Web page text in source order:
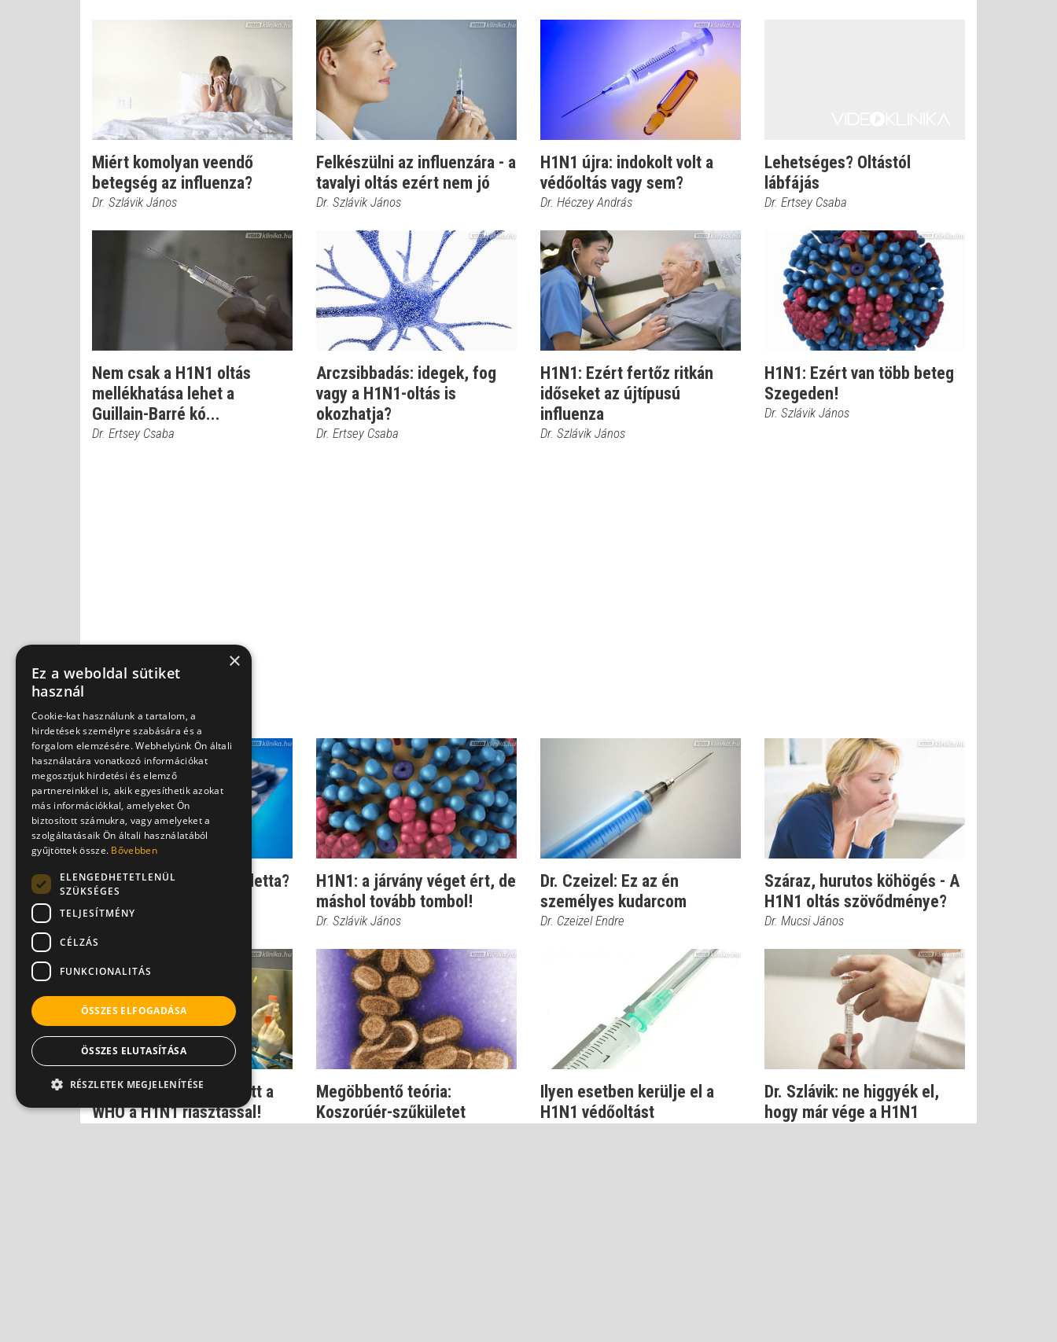
Miért komolyan veendő
betegség az influenza?
Dr. Szlávik János
Felkészülni az influenzára - a
tavalyi oltás ezért nem jó
Dr. Szlávik János
H1N1 újra: indokolt volt a
védőoltás vagy sem?
Dr. Héczey András
Lehetséges? Oltástól
lábfájás
Dr. Ertsey Csaba
Nem csak a H1N1 oltás
mellékhatása lehet a
Guillain-Barré kó...
Dr. Ertsey Csaba
Arczsibbadás: idegek, fog
vagy a H1N1-oltás is
okozhatja?
Dr. Ertsey Csaba
H1N1: Ezért fertőz ritkán
időseket az újtípusú
influenza
Dr. Szlávik János
H1N1: Ezért van több beteg
Szegeden!
Dr. Szlávik János
H1N1: oltás helyett tabletta?
H1N1: a járvány véget ért, de
máshol tovább tombol!
Dr. Szlávik János
Dr. Czeizel: Ez az én
személyes kudarcom
Dr. Czeizel Endre
Száraz, hurutos köhögés - A
H1N1 oltás szövődménye?
Dr. Mucsi János
Dr. Szlávik: Nem hibázott a
WHO a H1N1 riasztással!
Megöbbentő teória:
Koszorúér-szűkületet
Ilyen esetben kerülje el a
H1N1 védőoltást
Dr. Szlávik: ne higgyék el,
hogy már vége a H1N1
×
Ez a weboldal sütiket
használ
Cookie-kat használunk a tartalom, a
hirdetések személyre szabására és a
forgalom elemzésére. Webhelyünk Ön általi
használatára vonatkozó információkat
megosztjuk hirdetési és elemző
partnereinkkel is, akik egyesíthetik azokat
más információkkal, amelyeket Ön
biztosított számukra, vagy amelyeket a
szolgáltatásaik Ön általi használatából
gyűjtöttek össze. Bővebben
ELENGEDHETETLENÜL
SZÜKSÉGES
TELJESÍTMÉNY
CÉLZÁS
FUNKCIONALITÁS
ÖSSZES ELFOGADÁSA
ÖSSZES ELUTASÍTÁSA
RÉSZLETEK MEGJELENÍTÉSE